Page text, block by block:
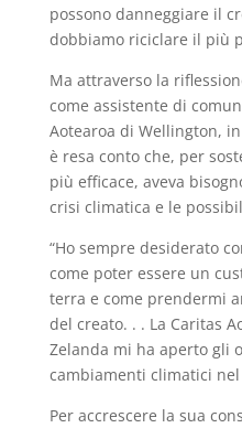
possono danneggiare il
dobbiamo riciclare il più
Ma attraverso la
come assistente di
Aotearoa di Wellington,
è resa conto che, per
più efficace, aveva
crisi climatica e le
“Ho sempre desiderato
come poter essere un
terra e come prendermi
del creato. . . La Caritas
Zelanda mi ha aperto gli
cambiamenti climatici nel
Per accrescere la sua